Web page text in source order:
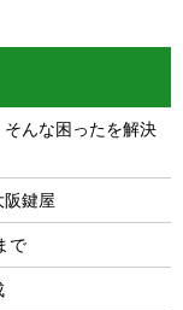
んな困ったを解決
阪鍵屋
で